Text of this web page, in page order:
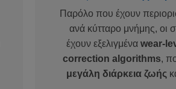
Παρόλο που έχουν
ανά κύτταρο μνήμης, οι
έχουν εξελιγμένα wear-
correction algorithms,
μεγάλη διάρκεια ζωής